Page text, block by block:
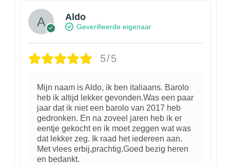
Aldo
Geverifieerde eigenaar
5/5
Mijn naam is Aldo, ik ben italiaans. Barolo
heb ik altijd lekker gevonden.Was een paar
jaar dat ik niet een barolo van 2017 heb
gedronken. En na zoveel jaren heb ik er
eentje gekocht en ik moet zeggen wat was
dat lekker zeg. Ik raad het iedereen aan.
Met vlees erbij,prachtig.Goed bezig heren
en bedankt.